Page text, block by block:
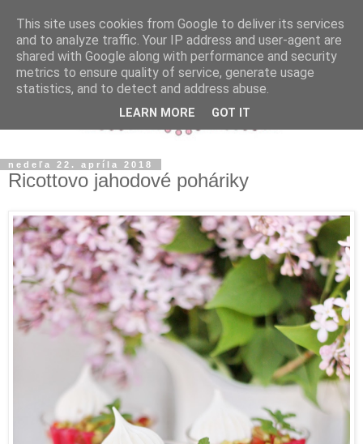
nedeľa 22. apríla 2018
Ricottovo jahodové poháriky
This site uses cookies from Google to deliver its services
and to analyze traffic. Your IP address and user-agent are
shared with Google along with performance and security
metrics to ensure quality of service, generate usage
statistics, and to detect and address abuse.
LEARN MORE GOT IT